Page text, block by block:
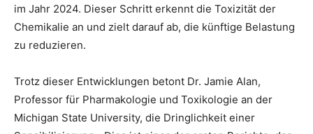
im Jahr 2024. Dieser Schritt erkennt die Toxizität der
Chemikalie an und zielt darauf ab, die künftige Belastung
zu reduzieren.
Trotz dieser Entwicklungen betont Dr. Jamie Alan,
Professor für Pharmakologie und Toxikologie an der
Michigan State University, die Dringlichkeit einer